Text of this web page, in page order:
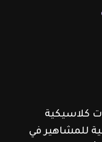
كلاسيكية
للمشاهير في